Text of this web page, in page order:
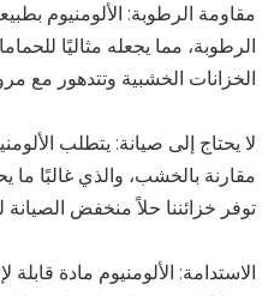
مقاومة الرطوبة: الألومنيوم
الرطوبة، مما يجعله مثاليًا
الخزانات الخشبية وتتدهور مع
لا يحتاج إلى صيانة: يتطلب
مقارنة بالخشب، والذي غالبًا ما
توفر خزائننا حلاً منخفض الصيانة
الاستدامة: الألومنيوم مادة قابلة